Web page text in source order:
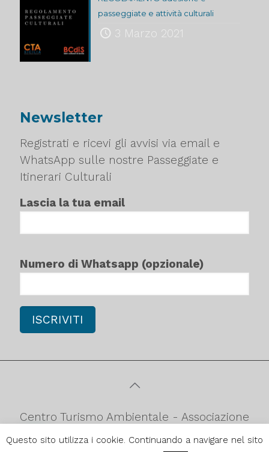
passeggiate e attività culturali
3 Marzo 2021
Newsletter
Registrati e ricevi gli avvisi via email e
WhatsApp sulle nostre Passeggiate e
Itinerari Culturali
Lascia la tua email
Numero di Whatsapp (opzionale)
Centro Turismo Ambientale - Associazione
culturale di promozione turistica
Questo sito utilizza i cookie. Continuando a navigare nel sito